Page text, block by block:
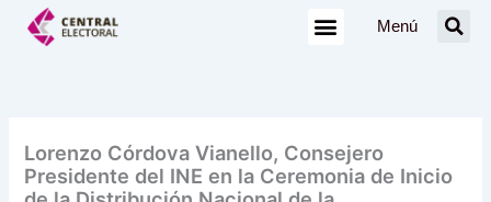
Menú
Lorenzo Córdova Vianello, Consejero
Presidente del INE en la Ceremonia de Inicio